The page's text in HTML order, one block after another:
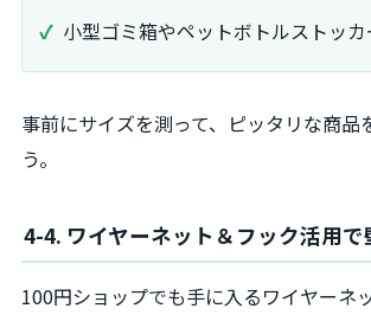
小型ゴミ箱やペットボトルストッ
事前にサイズを測って、ピッタリな商品
う。
4-4. ワイヤーネット＆フック活用で
100円ショップでも手に入るワイヤーネ